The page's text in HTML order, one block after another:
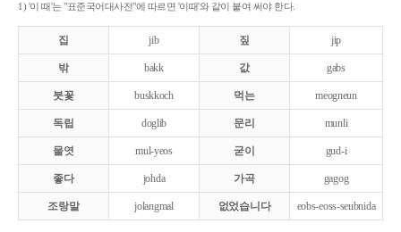
1) '이 때'는 "표준국어대사전"에 따르면 '이때'와 같이 붙여 써야 한다.
집 jib 짚 jip
밖 bakk 값 gabs
붓꽃 buskkoch 먹는 meogneun
독립 doglib 문리 munli
물엿 mul-yeos 굳이 gud-i
좋다 johda 가곡 gagog
조랑말 jolangmal 없었습니다 eobs-eoss-seubnida